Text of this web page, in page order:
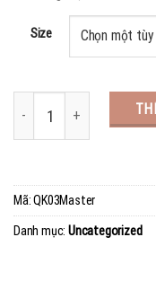
Size
Mã:QK03Master
Danh mục: Uncategorized